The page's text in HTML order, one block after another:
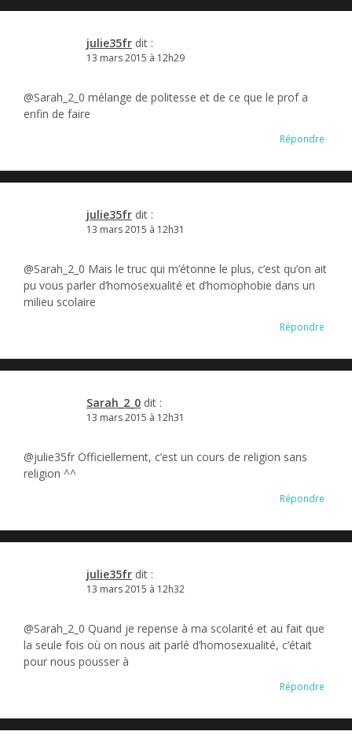
julie35fr dit :
13 mars 2015 à 12h29
@Sarah_2_0 mélange de politesse et de ce que le prof a
enfin de faire
Répondre
julie35fr dit :
13 mars 2015 à 12h31
@Sarah_2_0 Mais le truc qui m’étonne le plus, c’est qu’on ait
pu vous parler d’homosexualité et d’homophobie dans un
milieu scolaire
Répondre
Sarah_2_0 dit :
13 mars 2015 à 12h31
@julie35fr Officiellement, c’est un cours de religion sans
religion ^^
Répondre
julie35fr dit :
13 mars 2015 à 12h32
@Sarah_2_0 Quand je repense à ma scolarité et au fait que
la seule fois où on nous ait parlé d’homosexualité, c’était
pour nous pousser à
Répondre